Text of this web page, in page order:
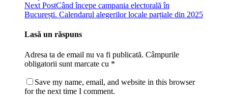
Next PostCând începe campania electorală în
București. Calendarul alegerilor locale parțiale din 2025
Lasă un răspuns
Adresa ta de email nu va fi publicată. Câmpurile
obligatorii sunt marcate cu *
Save my name, email, and website in this browser
for the next time I comment.